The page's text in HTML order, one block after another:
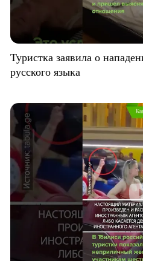
Туристка заявила о
русского языка